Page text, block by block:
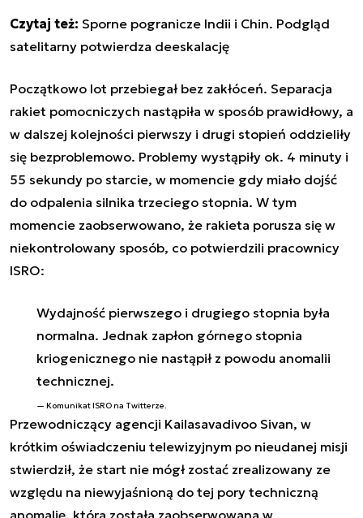
Czytaj też: Sporne pogranicze Indii i Chin. Podgląd
satelitarny potwierdza deeskalację
Początkowo lot przebiegał bez zakłóceń. Separacja
rakiet pomocniczych nastąpiła w sposób prawidłowy, a
w dalszej kolejności pierwszy i drugi stopień oddzieliły
się bezproblemowo. Problemy wystąpiły ok. 4 minuty i
55 sekundy po starcie, w momencie gdy miało dojść
do odpalenia silnika trzeciego stopnia. W tym
momencie zaobserwowano, że rakieta porusza się w
niekontrolowany sposób, co potwierdzili pracownicy
ISRO:
Wydajność pierwszego i drugiego stopnia była
normalna. Jednak zapłon górnego stopnia
kriogenicznego nie nastąpił z powodu anomalii
technicznej.
Komunikat ISRO na Twitterze.
Przewodniczący agencji Kailasavadivoo Sivan, w
krótkim oświadczeniu telewizyjnym po nieudanej misji
stwierdził, że start nie mógł zostać zrealizowany ze
względu na niewyjaśnioną do tej pory techniczną
anomalię, która została zaobserwowana w